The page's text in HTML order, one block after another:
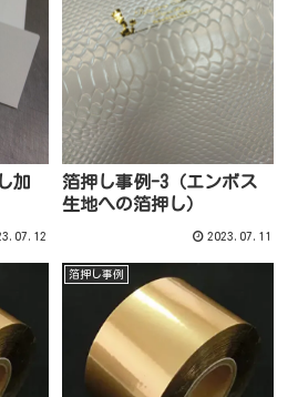
加
箔押し事例-3（エンボス
生地への箔押し）
2023.07.11
箔押し事例